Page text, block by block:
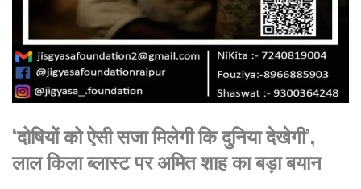
‘दोषियों को ऐसी सजा मिलेगी कि दुनिया देखेगी’,
लाल किला ब्लास्ट पर अमित शाह का बड़ा बयान